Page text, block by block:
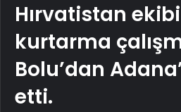
Hırvatistan
kurtarma
Bolu’dan
etti.